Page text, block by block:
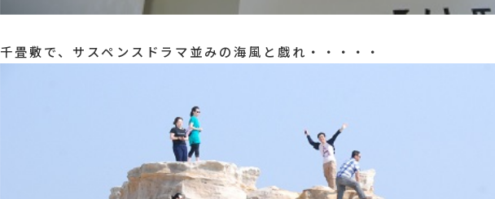
千畳敷で、サスペンスドラマ並みの海風と戯れ・・・・・